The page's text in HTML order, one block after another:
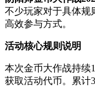
不少玩家对于具体规
高效参与方式。
活动核心规则说明
本次金币大作战持续
获取活动代币。累计